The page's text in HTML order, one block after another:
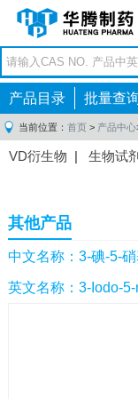
产品目录 批量查
当前位置： 首页 > 产品中心
VD衍生物 | 生物试剂
间体|抗高血压药物
感染药物中间体
体 |抗精神病药物中
药中间体|其他原
其他产品
中文名称：3-碘-5-
英文名称：3-Iodo-